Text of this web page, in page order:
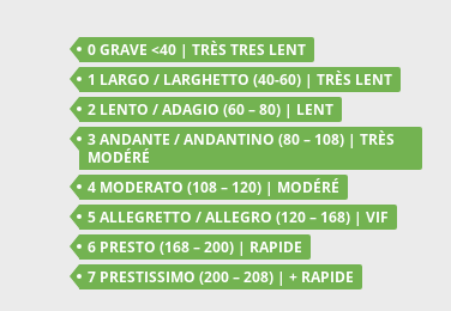
0 GRAVE <40 | TRÈS TRES LENT
1 LARGO / LARGHETTO (40-60) | TRÈS LENT
2 LENTO / ADAGIO (60 – 80) | LENT
3 ANDANTE / ANDANTINO (80 – 108) | TRÈS
MODÉRÉ
4 MODERATO (108 – 120) | MODÉRÉ
5 ALLEGRETTO / ALLEGRO (120 – 168) | VIF
6 PRESTO (168 – 200) | RAPIDE
7 PRESTISSIMO (200 – 208) | + RAPIDE